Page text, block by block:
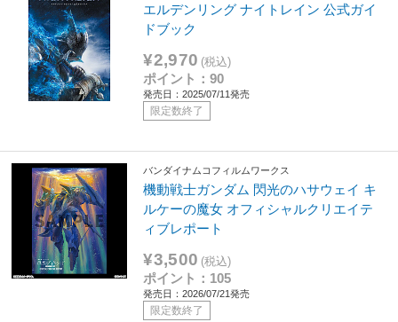
エルデンリング ナイトレイン 公式ガイ
ドブック
¥2,970 (税込)
ポイント：90
発売日：2025/07/11発売
限定数終了
バンダイナムコフィルムワークス
機動戦士ガンダム 閃光のハサウェイ キ
ルケーの魔女 オフィシャルクリエイテ
ィブレポート
¥3,500 (税込)
ポイント：105
発売日：2026/07/21発売
限定数終了